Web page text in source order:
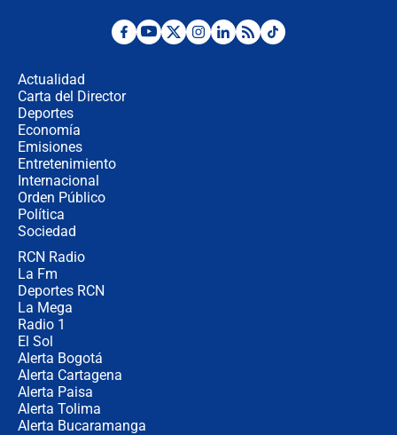
¿Por qué De la Espriella gobernará
Actualidad
Carta del Director
Deportes
Economía
Emisiones
Entretenimiento
Internacional
Orden Público
Política
Sociedad
RCN Radio
La Fm
Deportes RCN
La Mega
Radio 1
El Sol
Alerta Bogotá
Alerta Cartagena
Alerta Paisa
Alerta Tolima
Alerta Bucaramanga